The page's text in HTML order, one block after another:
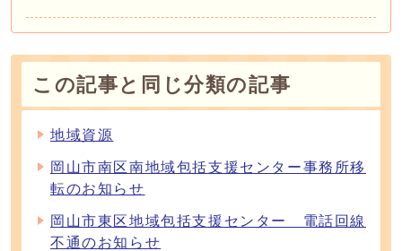
この記事と同じ分類の記事
地域資源
岡山市南区南地域包括支援センター事務所移
転のお知らせ
岡山市東区地域包括支援センター 電話回線
不通のお知らせ